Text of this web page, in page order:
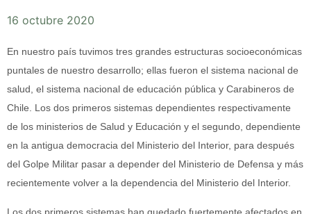
16 octubre 2020
En nuestro país tuvimos tres grandes estructuras socioeconómicas
puntales de nuestro desarrollo; ellas fueron el sistema nacional de
salud, el sistema nacional de educación pública y Carabineros de
Chile. Los dos primeros sistemas dependientes respectivamente
de los ministerios de Salud y Educación y el segundo, dependiente
en la antigua democracia del Ministerio del Interior, para después
del Golpe Militar pasar a depender del Ministerio de Defensa y más
recientemente volver a la dependencia del Ministerio del Interior.
Los dos primeros sistemas han quedado fuertemente afectados en